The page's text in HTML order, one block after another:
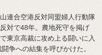
連合空港反対同盟婦人行動隊
対で48年。農地死守を掲げ
東京高裁に攻め上る闘いに入
争への結集を呼びかけた。